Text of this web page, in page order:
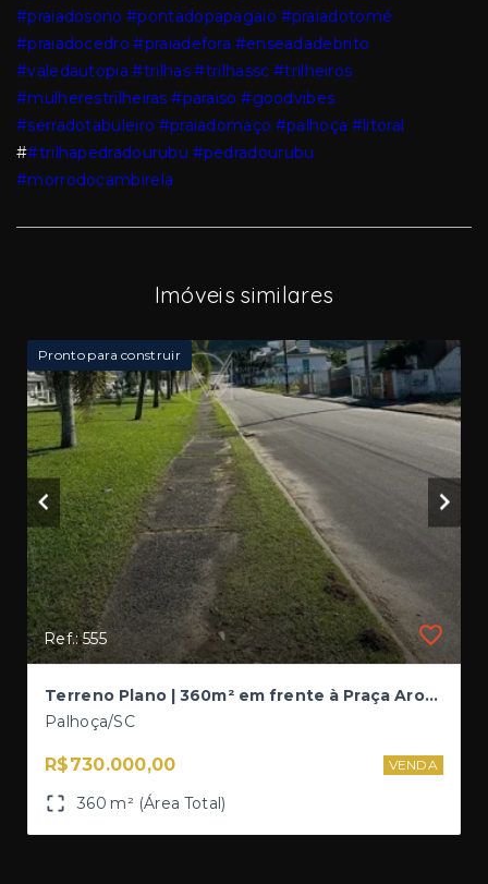
#praiadosono #pontadopapagaio #praiadotomé
#praiadocedro #praiadefora #enseadadebrito
#valedautopia #trilhas#trilhassc #trilheiros
#mulherestrilheiras #paraiso #goodvibes
#serradotabuleiro #praiadomaço #palhoça #litoral
##trilhapedradourubu #pedradourubu
#morrodocambirela
Imóveis similares
Pronto para construir
Ref.: 555
Terreno Plano | 360m² em frente à Praça Aromas das Gardênias - Pedra Branca
Palhoça/SC
R$730.000,00 VENDA
360 m² (Área Total)